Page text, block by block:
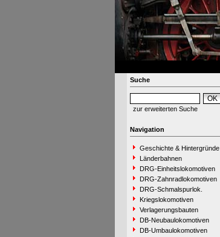
Suche
zur erweiterten Suche
Navigation
Geschichte & Hintergründe
Länderbahnen
DRG-Einheitslokomotiven
DRG-Zahnradlokomotiven
DRG-Schmalspurlok.
Kriegslokomotiven
Verlagerungsbauten
DB-Neubaulokomotiven
DB-Umbaulokomotiven